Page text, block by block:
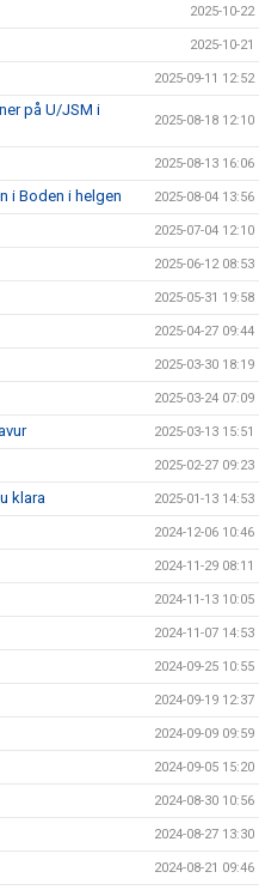
2025-10-22
2025-10-21
2025-09-11 12:52
på U/JSM i
2025-08-18 12:10
2025-08-13 16:06
i Boden i helgen 2025-08-04 13:56
2025-07-04 12:10
2025-06-12 08:53
2025-05-31 19:58
2025-04-27 09:44
2025-03-30 18:19
2025-03-24 07:09
2025-03-13 15:51
2025-02-27 09:23
klara 2025-01-13 14:53
2024-12-06 10:46
2024-11-29 08:11
2024-11-13 10:05
2024-11-07 14:53
2024-09-25 10:55
2024-09-19 12:37
2024-09-09 09:59
2024-09-05 15:20
2024-08-30 10:56
2024-08-27 13:30
2024-08-21 09:46